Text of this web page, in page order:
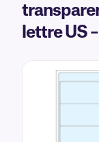
lettre US